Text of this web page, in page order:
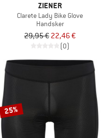
ZIENER
Clarete Lady Bike Glove
Handsker
29,95 € 22,46 €
(0)
25%